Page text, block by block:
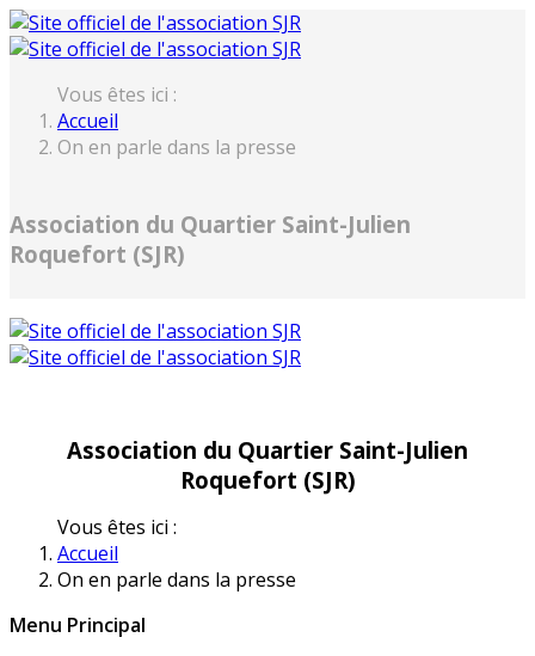
Vous êtes ici :
Accueil
On en parle dans la presse
Association du Quartier Saint-Julien
Roquefort (SJR)
Association du Quartier Saint-Julien
Roquefort (SJR)
Vous êtes ici :
Accueil
On en parle dans la presse
Menu Principal